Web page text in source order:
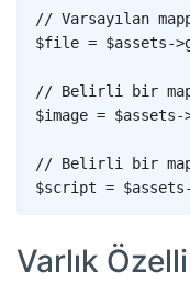
// Varsayılan
$file = $assets->
// Belirli bir
$image = $assets-
// Belirli bir
$script = $assets
Varlık